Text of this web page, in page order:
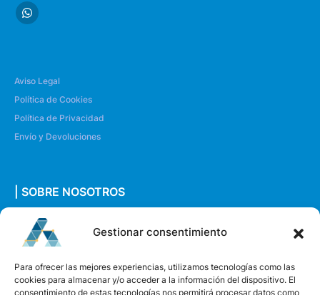
Gestionar consentimiento
Para ofrecer las mejores experiencias, utilizamos tecnologías como las
cookies para almacenar y/o acceder a la información del dispositivo. El
consentimiento de estas tecnologías nos permitirá procesar datos como
Aviso Legal
Política de Cookies
Política de Privacidad
Envío y Devoluciones
| SOBRE NOSOTROS
Quiénes somos
Envíanos un mensaje